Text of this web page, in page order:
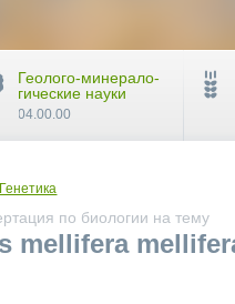
Генетика
по биологии на тему
Геолого-минерало-
гические науки
04.00.00